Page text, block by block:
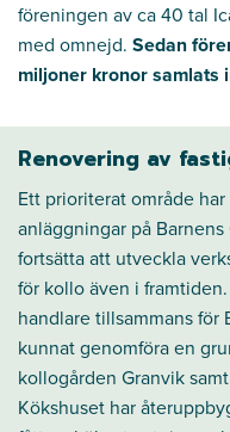
föreningen av ca 40 tal
med omnejd. Sedan
miljoner kronor samlats
Renovering av
Ett prioriterat område
anläggningar på
fortsätta att utveckla
för kollo även i
handlare tillsammans för
kunnat genomföra en
kollogården Granvik
Kökshuset har